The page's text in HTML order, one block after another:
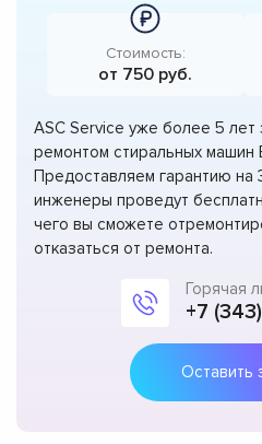
Стоимость:
от 750 руб.
ASC Service уже более 5 лет
ремонтом стиральных машин
Предоставляем гарантию на
инженеры проведут
чего вы сможете
отказаться от ремонта.
Горячая
+7